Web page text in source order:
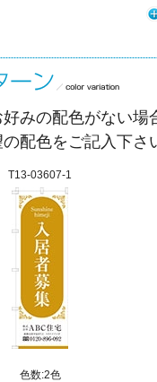
好みの配色がない
配色をご記入下さ
T13-03607-1
色数:2色